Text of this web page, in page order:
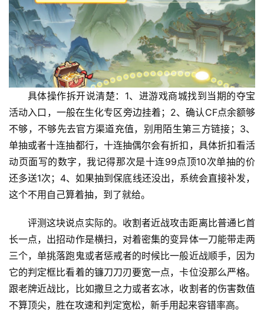
具体操作拆开说清楚：1、进游戏商城找到当期的夺宝
活动入口，一般在生化专区旁边挂着；2、确认CF点余额够
不够，不够先去官方渠道充值，别用陌生第三方链接；3、
单抽或者十连抽都行，十连抽偶尔会有折扣，具体折扣看活
动页面写的数字，我记得那次是十连99点顶10次单抽的价
还多送1次；4、如果抽到保底线还没出，系统会直接补发，
这个不用自己算着抽，到了就给。
评测这块说点实际的。收割者近战攻击距离比普通匕首
长一点，出招动作是横扫，对着密集的变异体一刀能带走两
三个，单挑落跑鬼或者惩戒者的时候比一般近战顺手，因为
它的判定框比看着的镰刀刀刃要宽一点，卡位没那么严格。
跟老牌近战比，比如撒旦之力或者玄冰，收割者的伤害数值
不算顶尖，胜在攻速和判定宽松，新手用起来容错率高。